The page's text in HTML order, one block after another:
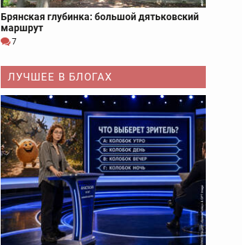
Брянская глубинка: большой дятьковский
маршрут
7
ЛУЧШЕЕ В БЛОГАХ